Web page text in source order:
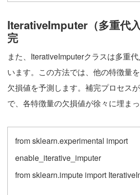
IterativeImputer（多重代
完
また、IterativeImputerクラスは多重
います。この方法では、他の特徴量
欠損値を予測します。補完プロセス
で、各特徴量の欠損値が徐々に埋まっ
from sklearn.experimental import
enable_iterative_imputer
from sklearn.impute import